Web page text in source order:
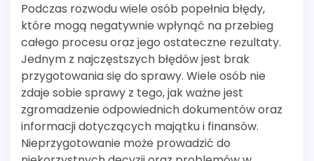
Podczas rozwodu wiele osób popełnia błędy,
które mogą negatywnie wpłynąć na przebieg
całego procesu oraz jego ostateczne rezultaty.
Jednym z najczęstszych błędów jest brak
przygotowania się do sprawy. Wiele osób nie
zdaje sobie sprawy z tego, jak ważne jest
zgromadzenie odpowiednich dokumentów oraz
informacji dotyczących majątku i finansów.
Nieprzygotowanie może prowadzić do